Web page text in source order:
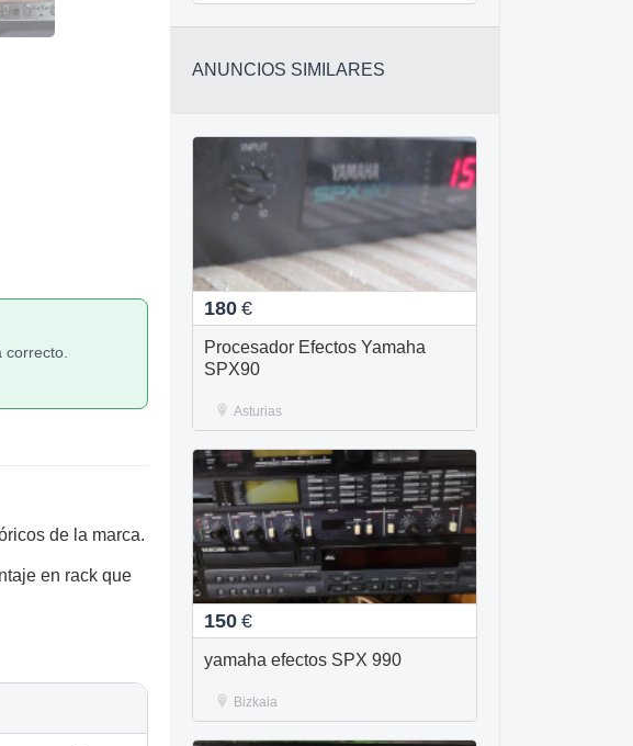
de la marca.
en rack que
ANUNCIOS SIMILARES
180 €
Procesador Efectos Yamaha
SPX90
Asturias
150 €
yamaha efectos SPX 990
Bizkaia